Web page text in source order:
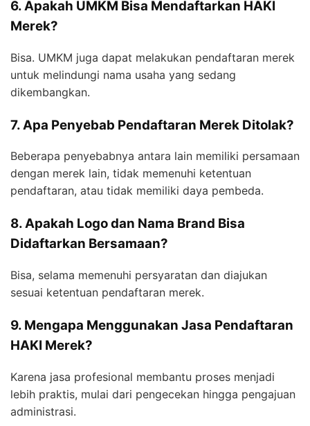
6. Apakah UMKM Bisa Mendaftarkan HAKI
Merek?
Bisa. UMKM juga dapat melakukan pendaftaran merek
untuk melindungi nama usaha yang sedang
dikembangkan.
7. Apa Penyebab Pendaftaran Merek Ditolak?
Beberapa penyebabnya antara lain memiliki persamaan
dengan merek lain, tidak memenuhi ketentuan
pendaftaran, atau tidak memiliki daya pembeda.
8. Apakah Logo dan Nama Brand Bisa
Didaftarkan Bersamaan?
Bisa, selama memenuhi persyaratan dan diajukan
sesuai ketentuan pendaftaran merek.
9. Mengapa Menggunakan Jasa Pendaftaran
HAKI Merek?
Karena jasa profesional membantu proses menjadi
lebih praktis, mulai dari pengecekan hingga pengajuan
administrasi.